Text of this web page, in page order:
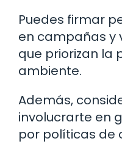
Puedes firmar
en campañas y
que priorizan la
ambiente.
Además,
involucrarte en
por políticas de